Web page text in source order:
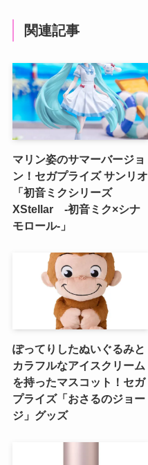
関連記事
マリン姿のサマーバージョ
ン！セガプライズ サンリオ
「初音ミクシリーズ
XStellar ‐初音ミク×シナ
モロール‐」
ぽってりしたぬいぐるみと
カラフルなアイスクリーム
を持ったマスコット！セガ
プライズ「おさるのジョー
ジ」グッズ